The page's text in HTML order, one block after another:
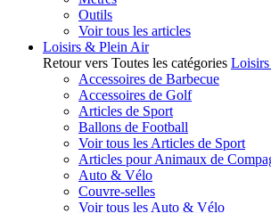
Outils
Voir tous les articles
Loisirs & Plein Air
Retour vers Toutes les catégories
Accessoires de Barbecue
Accessoires de Golf
Articles de Sport
Ballons de Football
Voir tous les Articles de Sport
Articles pour Animaux de
Auto & Vélo
Couvre-selles
Voir tous les Auto & Vélo